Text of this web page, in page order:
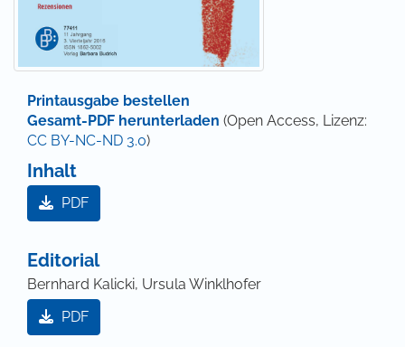
Printausgabe bestellen
Gesamt-PDF herunterladen (Open Access, Lizenz:
CC BY-NC-ND 3.0)
Inhalt
PDF
Editorial
Bernhard Kalicki, Ursula Winklhofer
PDF